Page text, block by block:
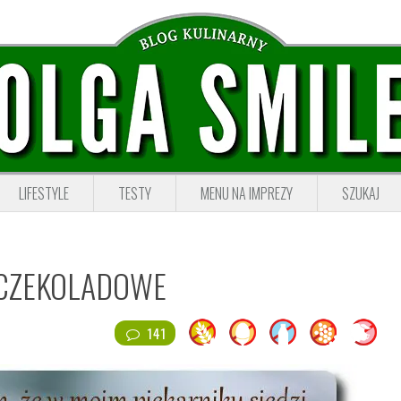
LIFESTYLE TESTY MENU NA IMPREZY SZUKAJ
141